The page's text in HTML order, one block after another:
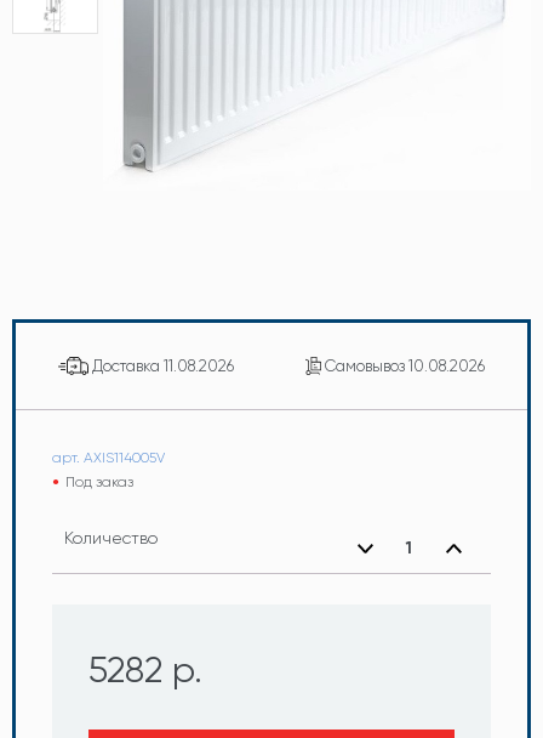
Доставка 11.08.2026 Самовывоз 10.08.2026
арт. AXIS114005V
Под заказ
Количество
5282 р.